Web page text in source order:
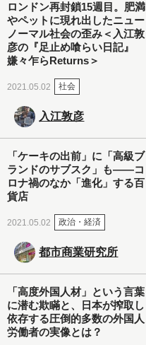
ロンドン再封鎖15週目。肥満
やペットに現れ出したニュー
ノーマル社会の歪み＜入江敦
彦の『足止め喰らい日記』
嫌々乍らReturns＞
2021.05.02 社会
入江敦彦
「ケーキの出前」に「高級ブ
ランドのサブスク」も――コ
ロナ禍のなか「進化」する百
貨店
2021.05.02 政治・経済
都市商業研究所
「高度外国人材」という言葉
に潜む欺瞞と、日本が搾取し
依存する圧倒的多数の外国人
労働者の実像とは？